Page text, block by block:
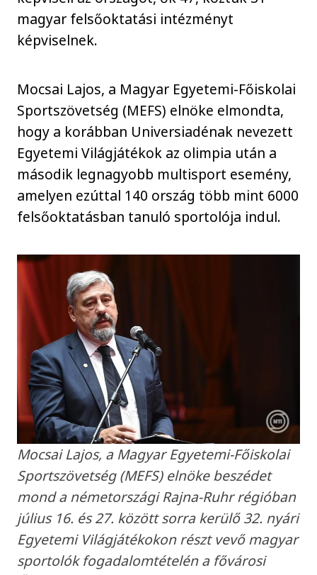
magyar felsőoktatási intézményt
képviselnek.
Mocsai Lajos, a Magyar Egyetemi-Főiskolai
Sportszövetség (MEFS) elnöke elmondta,
hogy a korábban Universiadénak nevezett
Egyetemi Világjátékok az olimpia után a
második legnagyobb multisport esemény,
amelyen ezúttal 140 ország több mint 6000
felsőoktatásban tanuló sportolója indul.
Mocsai Lajos, a Magyar Egyetemi-Főiskolai
Sportszövetség (MEFS) elnöke beszédet
mond a németországi Rajna-Ruhr régióban
július 16. és 27. között sorra kerülő 32. nyári
Egyetemi Világjátékokon részt vevő magyar
sportolók fogadalomtételén a fővárosi